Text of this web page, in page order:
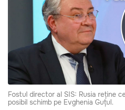
Fostul director al SIS: Rusia reține
posibil schimb pe Evghenia Guțul.